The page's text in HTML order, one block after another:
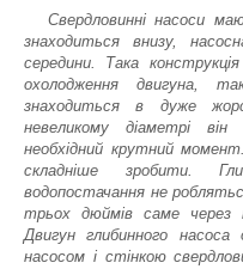
Свердловинні насоси
знаходиться внизу,
середини. Така
охолодження двигуна,
знаходиться в дуже
невеликому діаметрі
необхідний крутний
складніше зробити.
водопостачання не
трьох дюймів саме через
Двигун глибинного
насосом і стінкою